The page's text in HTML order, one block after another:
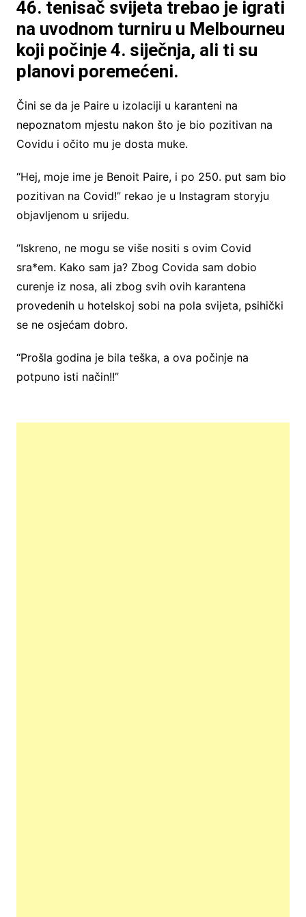
46. ​​tenisač svijeta trebao je igrati
na uvodnom turniru u Melbourneu
koji počinje 4. siječnja, ali ti su
planovi poremećeni.
Čini se da je Paire u izolaciji u karanteni na
nepoznatom mjestu nakon što je bio pozitivan na
Covidu i očito mu je dosta muke.
“Hej, moje ime je Benoit Paire, i po 250. put sam bio
pozitivan na Covid!” rekao je u Instagram storyju
objavljenom u srijedu.
“Iskreno, ne mogu se više nositi s ovim Covid
sra*em. Kako sam ja? Zbog Covida sam dobio
curenje iz nosa, ali zbog svih ovih karantena
provedenih u hotelskoj sobi na pola svijeta, psihički
se ne osjećam dobro.
“Prošla godina je bila teška, a ova počinje na
potpuno isti način!!”